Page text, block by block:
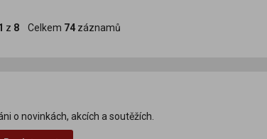
z 8 Celkem 74 záznamů
o novinkách, akcích a soutěžích.